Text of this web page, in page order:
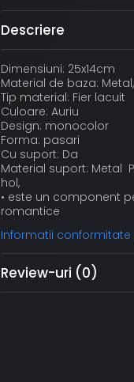
Descriere
Dimensiuni: 25x14cm
Material de baza:
Tip material: Fier lacuit
Culoare: Auriu
Design: monocolor
Forma: pasari
Cu suport: Da
Material suport: Metal
hol,
• este un component
romantice
Informatii
Review-uri (0)